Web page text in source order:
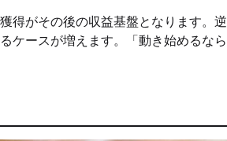
得がその後の収益基盤となります。逆
ケースが増えます。「動き始めるなら